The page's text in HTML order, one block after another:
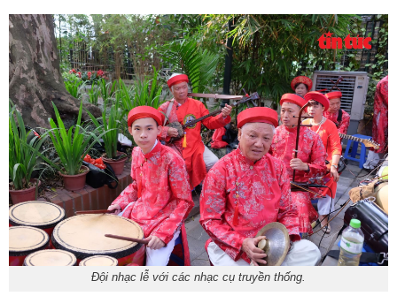
Đội nhạc lễ với các nhạc cụ truyền thống.